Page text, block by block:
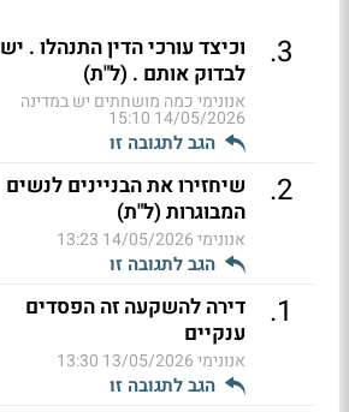
3
.
וכיצד עורכי הדין התנהלו . יש
לבדוק אותם . (ל"ת)
אנונימי כמה מושחתים יש במדינה
14/05/2026 15:10
הגב לתגובה זו
2
.
שיחזירו את הבניינים לנשים
המבוגרות (ל"ת)
אנונימי14/05/2026 13:23
הגב לתגובה זו
1
.
דירה להשקעה זה הפסדים
ענקיים
אנונימי13/05/2026 13:30
הגב לתגובה זו